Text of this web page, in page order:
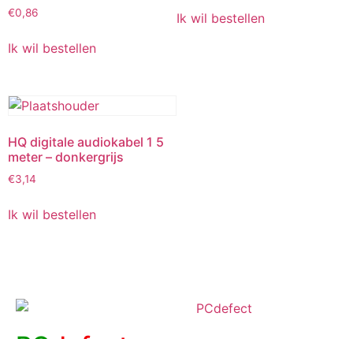
€0,86
Ik wil bestellen
Ik wil bestellen
HQ digitale audiokabel 1 5
meter – donkergrijs
€3,14
Ik wil bestellen